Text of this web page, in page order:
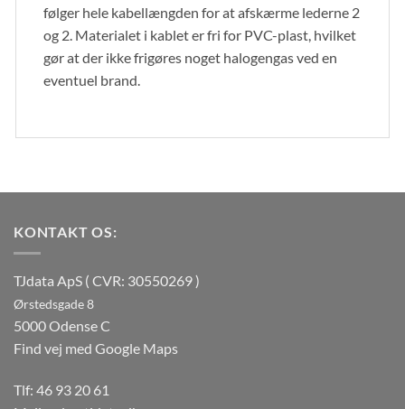
følger hele kabellængden for at afskærme lederne 2
og 2. Materialet i kablet er fri for PVC-plast, hvilket
gør at der ikke frigøres noget halogengas ved en
eventuel brand.
KONTAKT OS:
TJdata ApS ( CVR: 30550269 )
Ørstedsgade 8
5000 Odense C
Find vej med Google Maps
Tlf: 46 93 20 61